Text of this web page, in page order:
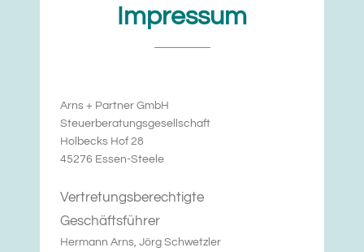
Impressum
Arns + Partner GmbH
Steuerberatungsgesellschaft
Holbecks Hof 28
45276 Essen-Steele
Vertretungsberechtigte
Geschäftsführer
Hermann Arns, Jörg Schwetzler